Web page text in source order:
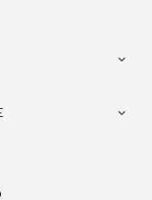

